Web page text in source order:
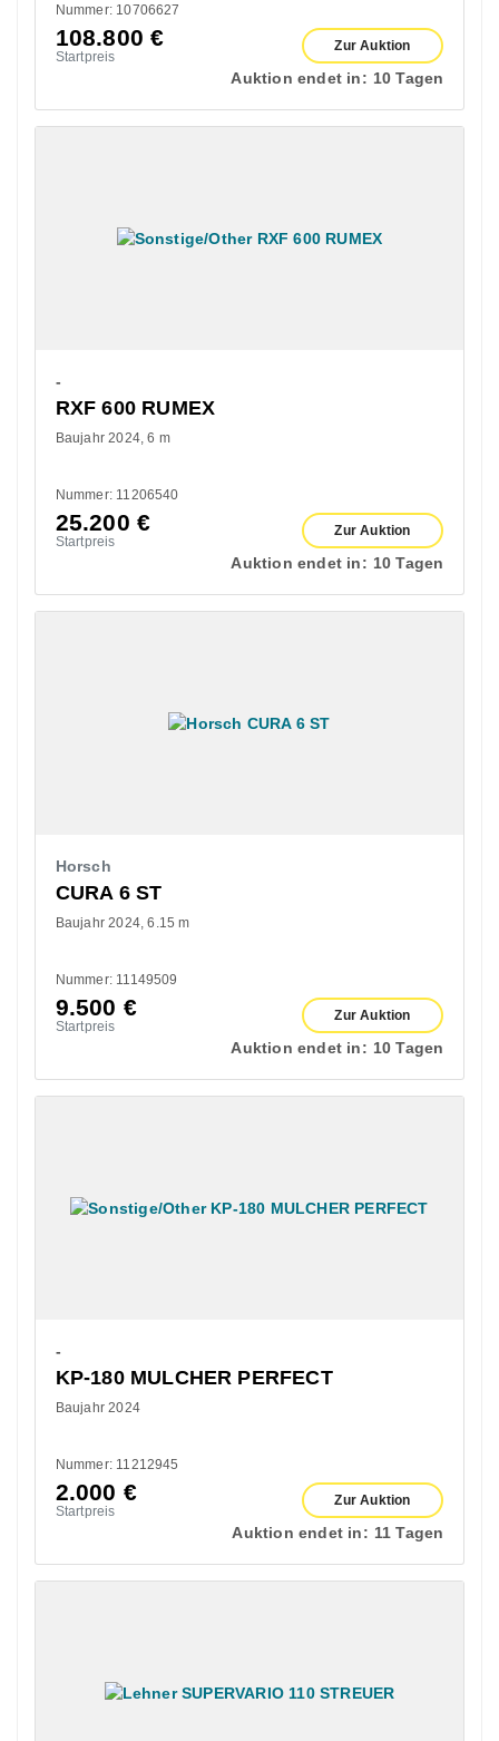
Nummer: 10706627
108.800€
Startpreis
Zur Auktion
Auktion endet in: 10 Tagen
-
RXF 600 RUMEX
Baujahr 2024 6 m
Nummer: 11206540
25.200 €
Startpreis
Zur Auktion
Auktion endet in: 10 Tagen
Horsch
CURA 6 ST
Baujahr 2024 6.15 m
Nummer: 11149509
9.500 €
Startpreis
Zur Auktion
Auktion endet in: 10 Tagen
-
KP-180 MULCHER PERFECT
Baujahr 2024
Nummer: 11212945
2.000 €
Startpreis
Zur Auktion
Auktion endet in: 11 Tagen